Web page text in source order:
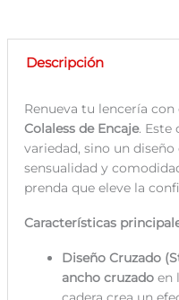
Descripción
Renueva tu lencería con
Colaless de Encaje. Este
variedad, sino un
sensualidad y
prenda que eleve la
Características
Diseño Cruzado
ancho cruzadoen